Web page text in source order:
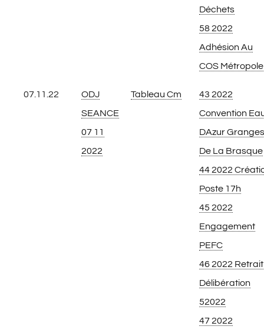
Déchets
58 2022
Adhésion Au
COS Métropole
07.11.22
ODJ
SEANCE
07 11
2022
Tableau Cm
43 2022
Convention
DAzur Granges
De La Brasque
44 2022
Poste 17h
45 2022
Engagement
PEFC
46 2022 Retrait
Délibération
52022
47 2022